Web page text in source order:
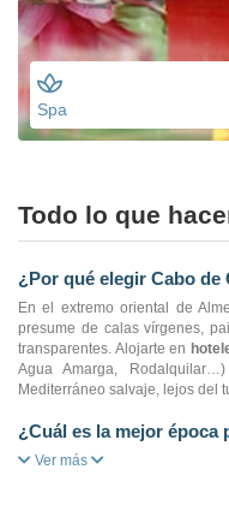
Spa
Todo lo que
¿Por qué elegir Cabo de
En el extremo oriental de
presume de calas vírgenes,
transparentes. Alojarte en
Agua Amarga,
Mediterráneo salvaje, lejos del
¿Cuál es la mejor época
Ver más